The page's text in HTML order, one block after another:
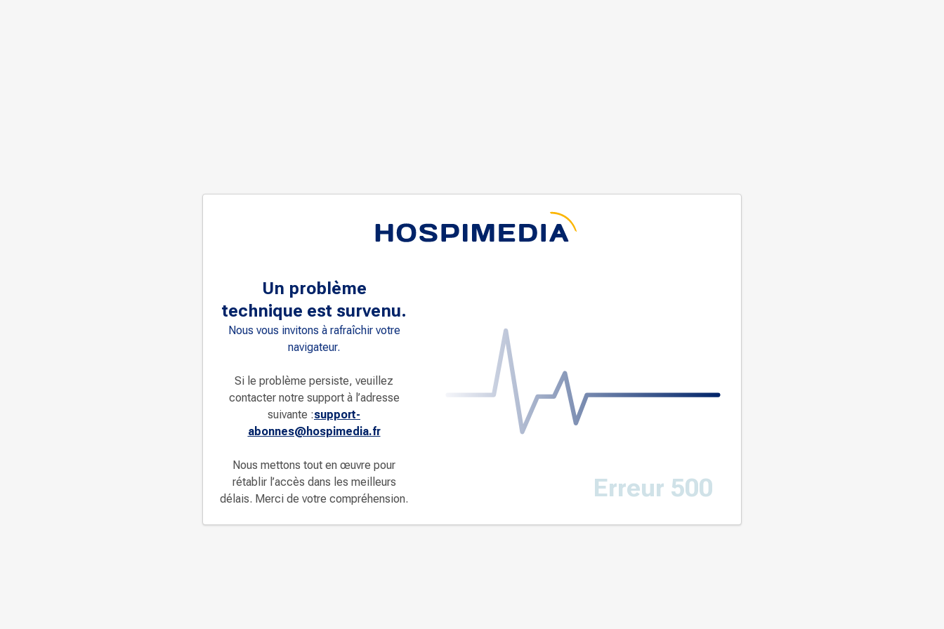
Un problème
technique est survenu.
Nous vous invitons à rafraîchir votre
navigateur.
Si le problème persiste, veuillez
contacter notre support à l’adresse
suivante :support-
abonnes@hospimedia.fr
Nous mettons tout en œuvre pour
rétablir l’accès dans les meilleurs
délais. Merci de votre compréhension.
Erreur 500